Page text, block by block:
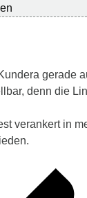
gerade
denn die
verankert in